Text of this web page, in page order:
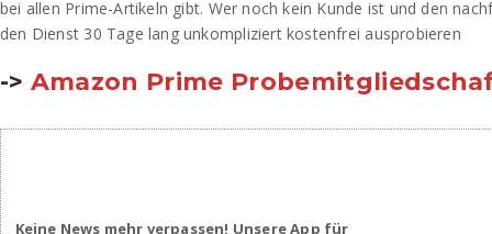
bei allen Prime-Artikeln gibt. Wer noch kein Kunde ist und den
den Dienst 30 Tage lang unkompliziert kostenfrei ausprobieren
-> Amazon Prime
Keine News mehr verpassen! Unsere App für